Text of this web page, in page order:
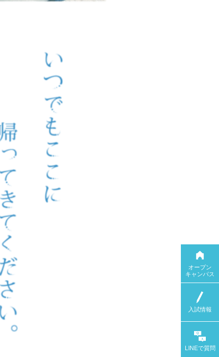
オープン
キャンパス
入試情報
LINEで質問